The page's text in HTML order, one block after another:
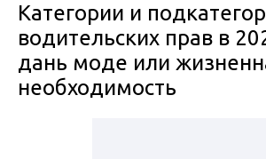
Категории и
водительских прав в
дань моде или
необходимость